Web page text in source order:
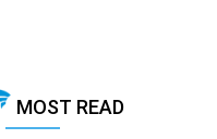
MOST READ